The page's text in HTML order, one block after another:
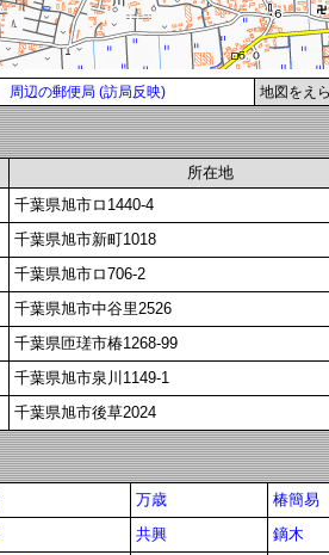
周辺の郵便局 (訪局反映) 地図をえ
所在地
千葉県旭市ロ1440-4
千葉県旭市新町1018
千葉県旭市ロ706-2
千葉県旭市中谷里2526
千葉県匝瑳市椿1268-99
千葉県旭市泉川1149-1
千葉県旭市後草2024
万歳
椿簡易
共興
鏑木